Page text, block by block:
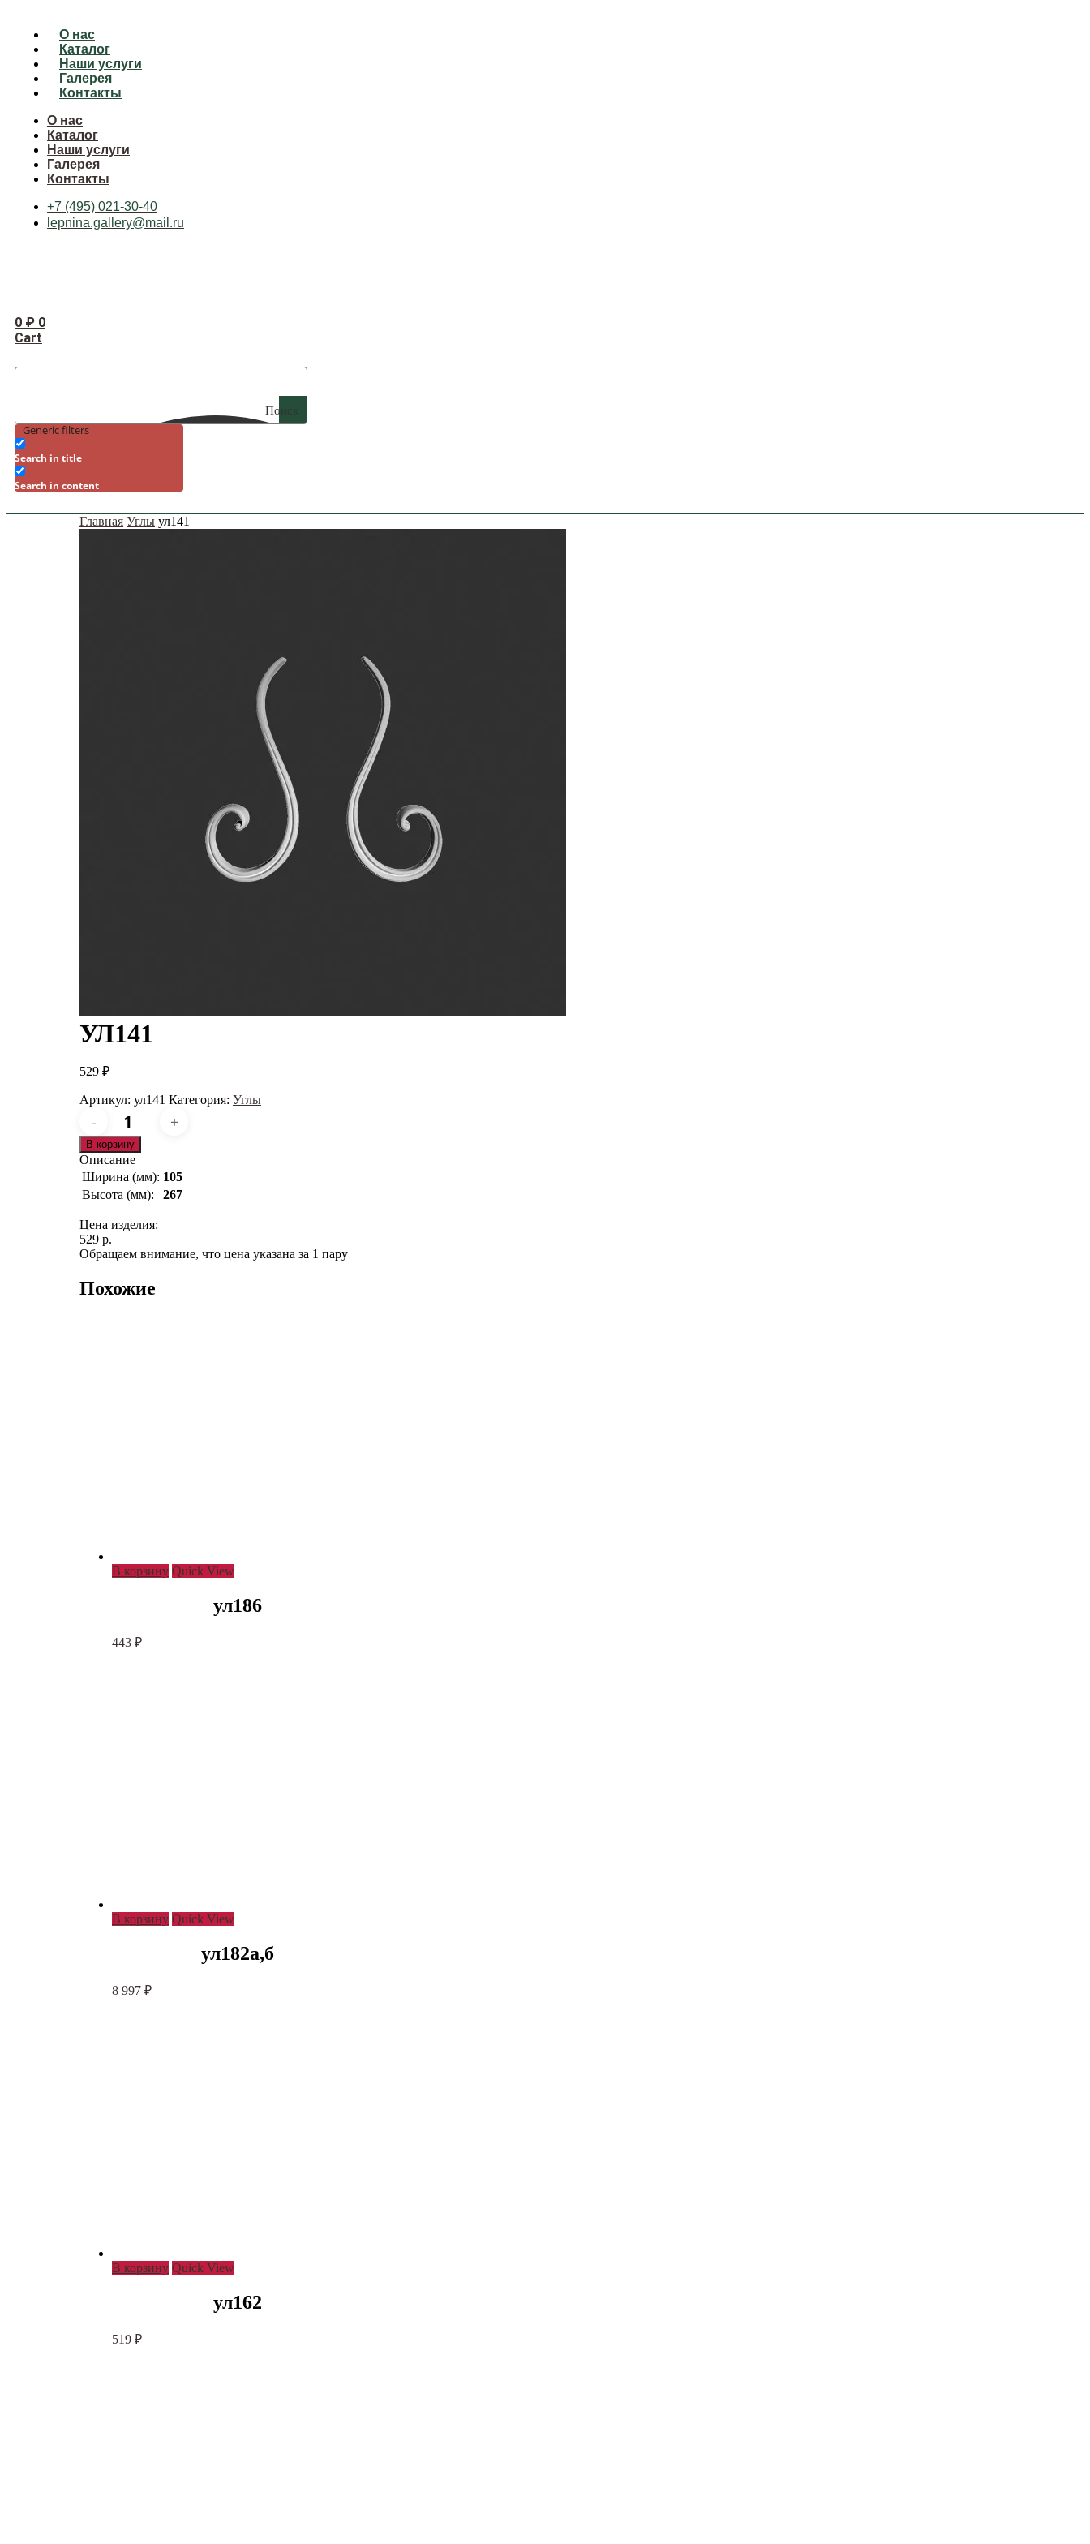
О нас
Каталог
Наши услуги
Галерея
Контакты
О нас
Каталог
Наши услуги
Галерея
Контакты
+7 (495) 021-30-40
lepnina.gallery@mail.ru
0 ₽ 0
Cart
Поиск
Generic filters
Search in title
Search in content
Главная Углы ул141
УЛ141
529 ₽
Артикул: ул141 Категория: Углы
Количество
товара
ул141
В корзину
Описание
Ширина (мм): 105
Высота (мм):
267
Цена изделия:
529 р.
Обращаем внимание, что цена указана за 1 пару
Похожие
В корзину Quick View
ул186
443 ₽
В корзину Quick View
ул182а,б
8 997 ₽
В корзину Quick View
ул162
519 ₽